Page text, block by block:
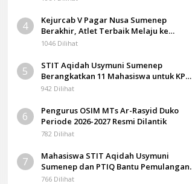
4
Kejurcab V Pagar Nusa Sumenep
Berakhir, Atlet Terbaik Melaju ke
Kejurwil Jatim
1046 Dilihat
5
STIT Aqidah Usymuni Sumenep
Berangkatkan 11 Mahasiswa untuk KPM
Internasional di Malaysia
942 Dilihat
6
Pengurus OSIM MTs Ar-Rasyid Duko
Periode 2026-2027 Resmi Dilantik
782 Dilihat
7
Mahasiswa STIT Aqidah Usymuni
Sumenep dan PTIQ Bantu Pemulangan
Jenazah WNI Asal Aceh di Malaysia
766 Dilihat